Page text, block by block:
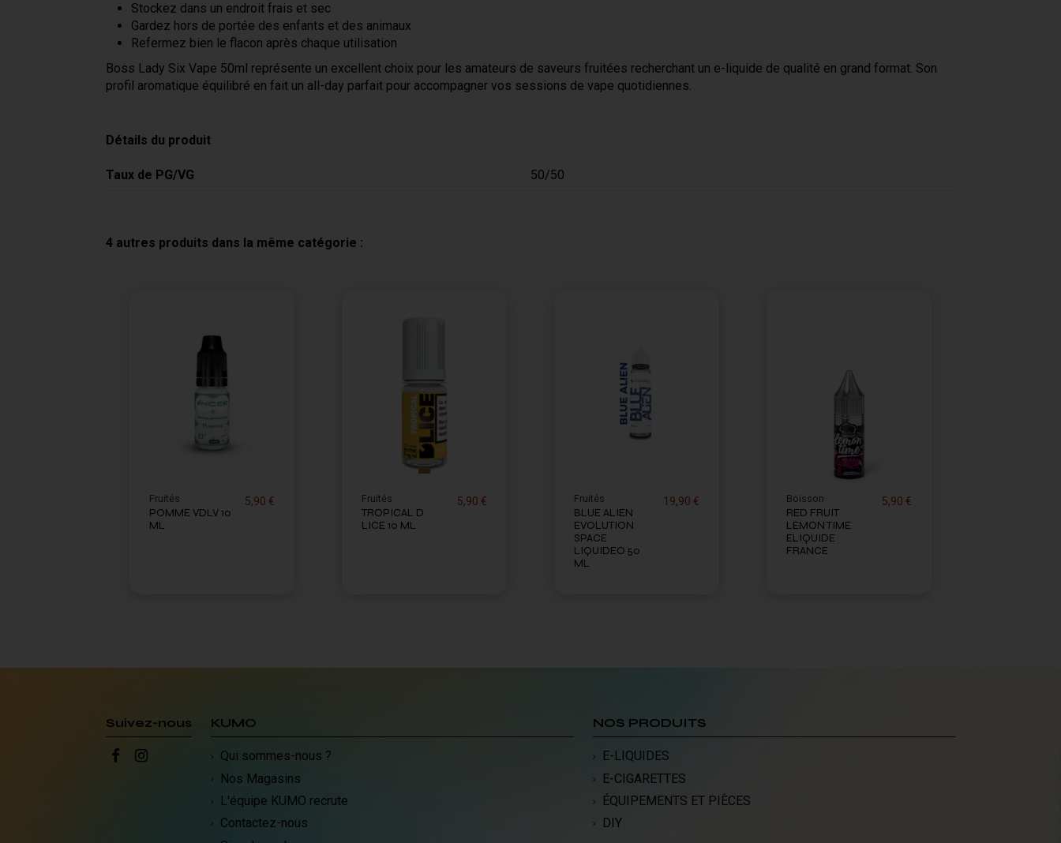
Stockez dans un endroit frais et sec
Gardez hors de portée des enfants et des animaux
Refermez bien le flacon après chaque utilisation
Boss Lady Six Vape 50ml représente un excellent choix pour les amateurs de saveurs fruitées recherchant un e-liquide de qualité en grand format. Son
profil aromatique équilibré en fait un all-day parfait pour accompagner vos sessions de vape quotidiennes.
Détails du produit
Taux de PG/VG 50/50
4 autres produits dans la même catégorie :
Fruités
POMME VDLV 10
ML
5,90 € Fruités
TROPICAL D
LICE 10 ML
5,90 € Fruités
BLUE ALIEN
EVOLUTION
SPACE
LIQUIDEO 50
ML
19,90 € Boisson
RED FRUIT
LEMON TIME
ELIQUIDE
FRANCE
5,90 €
Suivez-nous KUMO
Qui sommes-nous ?
Nos Magasins
L'équipe KUMO recrute
Contactez-nous
NOS PRODUITS
E-LIQUIDES
E-CIGARETTES
ÉQUIPEMENTS ET PIÈCES
DIY